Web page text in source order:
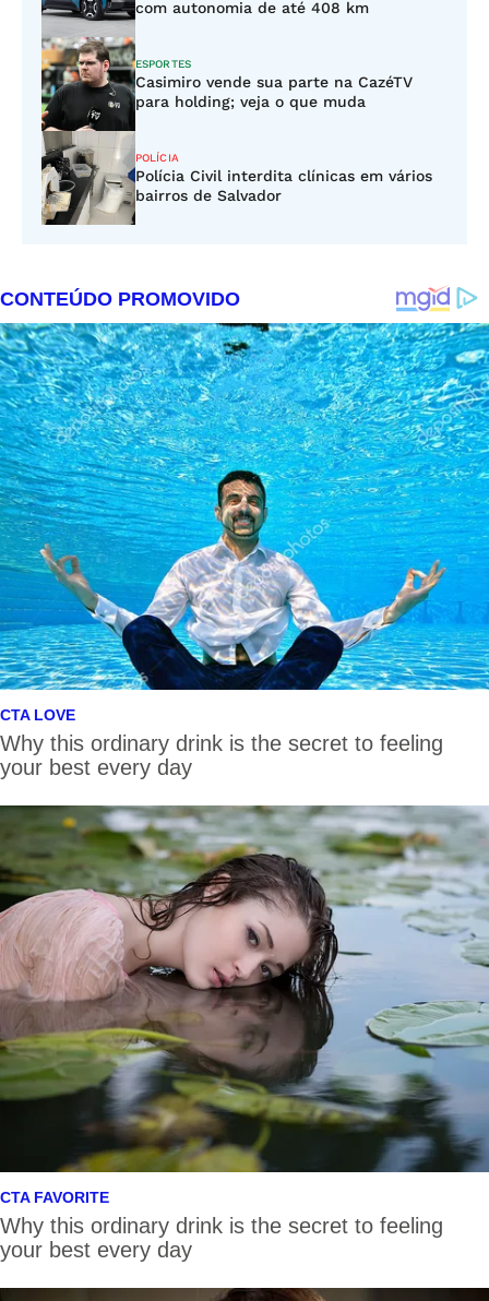
com autonomia de até 408 km
ESPORTES
Casimiro vende sua parte na CazéTV
para holding; veja o que muda
POLÍCIA
Polícia Civil interdita clínicas em vários
bairros de Salvador